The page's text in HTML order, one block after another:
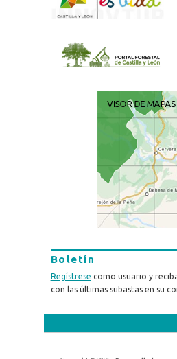
Boletín
Regístrese como usuario y
con las últimas subastas en su